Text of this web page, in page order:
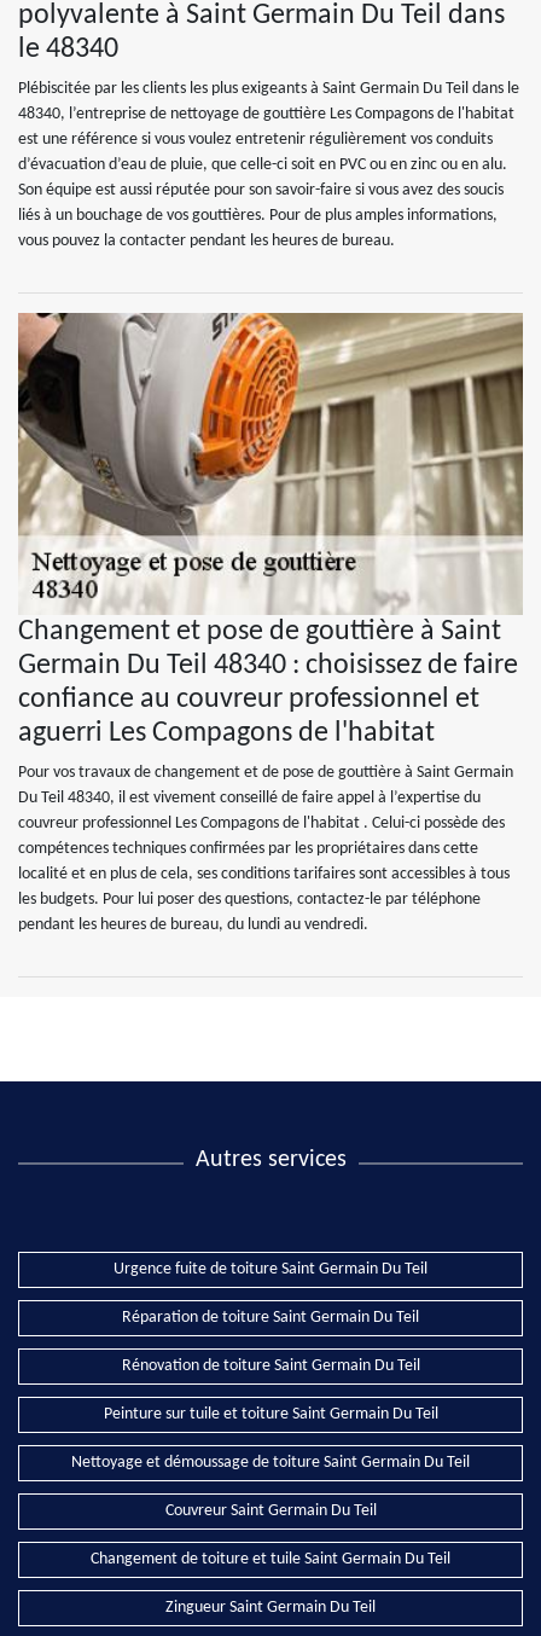
polyvalente à Saint Germain Du Teil dans
le 48340
Plébiscitée par les clients les plus exigeants à Saint Germain Du Teil dans le
48340, l’entreprise de nettoyage de gouttière Les Compagons de l'habitat
est une référence si vous voulez entretenir régulièrement vos conduits
d’évacuation d’eau de pluie, que celle-ci soit en PVC ou en zinc ou en alu.
Son équipe est aussi réputée pour son savoir-faire si vous avez des soucis
liés à un bouchage de vos gouttières. Pour de plus amples informations,
vous pouvez la contacter pendant les heures de bureau.
Changement et pose de gouttière à Saint
Germain Du Teil 48340 : choisissez de faire
confiance au couvreur professionnel et
aguerri Les Compagons de l'habitat
Pour vos travaux de changement et de pose de gouttière à Saint Germain
Du Teil 48340, il est vivement conseillé de faire appel à l’expertise du
couvreur professionnel Les Compagons de l'habitat . Celui-ci possède des
compétences techniques confirmées par les propriétaires dans cette
localité et en plus de cela, ses conditions tarifaires sont accessibles à tous
les budgets. Pour lui poser des questions, contactez-le par téléphone
pendant les heures de bureau, du lundi au vendredi.
Autres services
Urgence fuite de toiture Saint Germain Du Teil
Réparation de toiture Saint Germain Du Teil
Rénovation de toiture Saint Germain Du Teil
Peinture sur tuile et toiture Saint Germain Du Teil
Nettoyage et démoussage de toiture Saint Germain Du Teil
Couvreur Saint Germain Du Teil
Changement de toiture et tuile Saint Germain Du Teil
Zingueur Saint Germain Du Teil